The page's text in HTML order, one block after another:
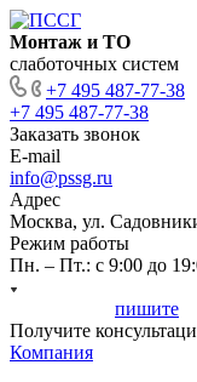
Монтаж и ТО
слаботочных систем
+7 495 487-77-38
+7 495 487-77-38
Заказать звонок
E-mail
info@pssg.ru
Адрес
Москва, ул.
Режим работы
Пн. – Пт.: с 9:00 до
пишите
Получите
Компания